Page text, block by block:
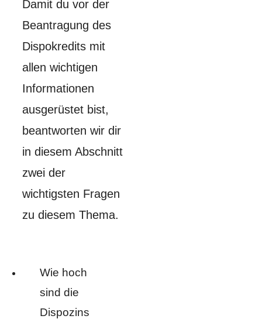
Damit du vor der
Beantragung des
Dispokredits mit
allen wichtigen
Informationen
ausgerüstet bist,
beantworten wir dir
in diesem Abschnitt
zwei der
wichtigsten Fragen
zu diesem Thema.
Wie hoch
sind die
Dispozins